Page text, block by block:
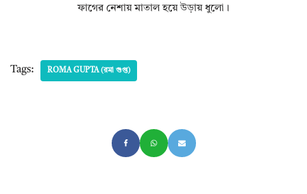
ফাগের নেশায় মাতাল হয়ে উড়ায় ধুলো।
Tags: ROMA GUPTA (রমা গুপ্ত)